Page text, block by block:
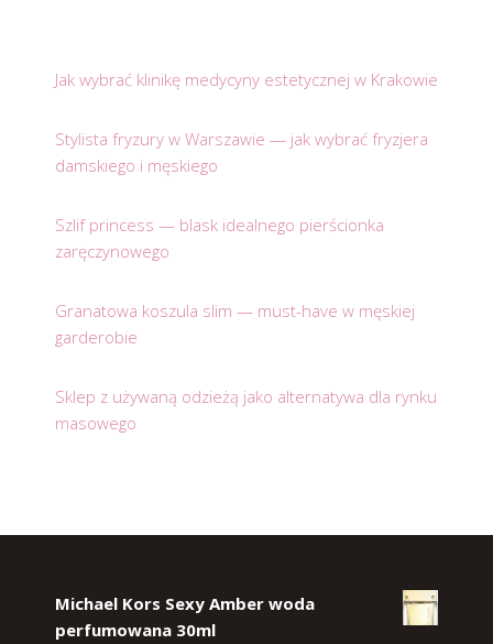
Jak wybrać klinikę medycyny estetycznej w Krakowie
Stylista fryzury w Warszawie — jak wybrać fryzjera
damskiego i męskiego
Szlif princess — blask idealnego pierścionka
zaręczynowego
Granatowa koszula slim — must-have w męskiej
garderobie
Sklep z używaną odzieżą jako alternatywa dla rynku
masowego
Michael Kors Sexy Amber woda
perfumowana 30ml